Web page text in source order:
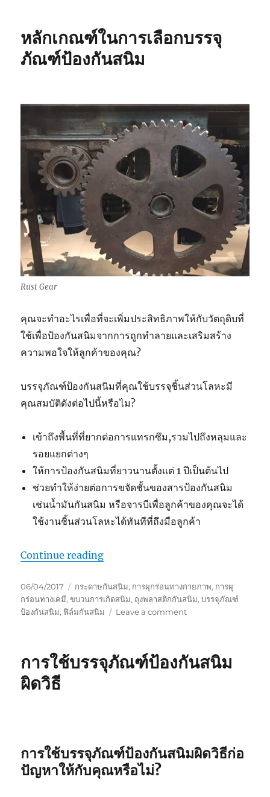
การ
หลักเกณฑ์ในการเลือกบรรจุ
ภัณฑ์ป้องกันสนิม
Rust Gear
คุณจะทำอะไรเพื่อที่จะเพิ่มประสิทธิภาพให้กับวัตถุดิบที่
ใช้เพื่อป้องกันสนิมจากการถูกทำลายและเสริมสร้าง
ความพอใจให้ลูกค้าของคุณ?
บรรจุภัณฑ์ป้องกันสนิมที่คุณใช้บรรจุชิ้นส่วนโลหะมี
คุณสมบัติดังต่อไปนี้หรือไม?
เข้าถึงพื้นที่ที่ยากต่อการแทรกซึม,รวมไปถึงหลุมและ
รอยแยกต่างๆ
ให้การป้องกันสนิมที่ยาวนานตั้งแต่ 1 ปีเป็นต้นไป
ช่วยทำให้ง่ายต่อการขจัดชั้นของสารป้องกันสนิม
เช่นน้ำมันกันสนิม หรือจารบีเพื่อลูกค้าของคุณจะได้
ใช้งานชิ้นส่วนโลหะได้ทันทีที่ถึงมือลูกค้า
Continue reading“หลักเกณฑ์ในการเลือกบรรจุภัณฑ์ป้อ
Posted
on
06/04/2017 Tags
กระดาษกันสนิม, การผุกร่อนทางกายภาพ, การผุ
กร่อนทางเคมี,ขบวนการเกิดสนิม, ถุงพลาสติกกันสนิม,บรรจุภัณฑ์
ป้องกันสนิม, ฟิล์มกันสนิม Leave a commenton
การ
การใช้บรรจุภัณฑ์ป้องกันสนิม
ผิดวิธี
การใช้บรรจุภัณฑ์ป้องกันสนิมผิดวิธีก่อ
ปัญหาให้กับคุณหรือไม่?